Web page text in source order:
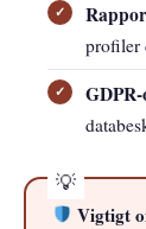
profiler
Vigtigt